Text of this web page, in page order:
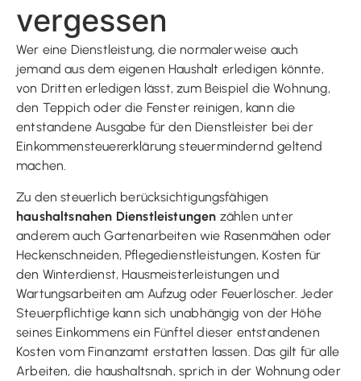
vergessen
Wer eine Dienstleistung, die normalerweise auch
jemand aus dem eigenen Haushalt erledigen könnte,
von Dritten erledigen lässt, zum Beispiel die Wohnung,
den Teppich oder die Fenster reinigen, kann die
entstandene Ausgabe für den Dienstleister bei der
Einkommensteuererklärung steuermindernd geltend
machen.
Zu den steuerlich berücksichtigungsfähigen
haushaltsnahen Dienstleistungen zählen unter
anderem auch Gartenarbeiten wie Rasenmähen oder
Heckenschneiden, Pflegedienstleistungen, Kosten für
den Winterdienst, Hausmeisterleistungen und
Wartungsarbeiten am Aufzug oder Feuerlöscher. Jeder
Steuerpflichtige kann sich unabhängig von der Höhe
seines Einkommens ein Fünftel dieser entstandenen
Kosten vom Finanzamt erstatten lassen. Das gilt für alle
Arbeiten, die haushaltsnah, sprich in der Wohnung oder